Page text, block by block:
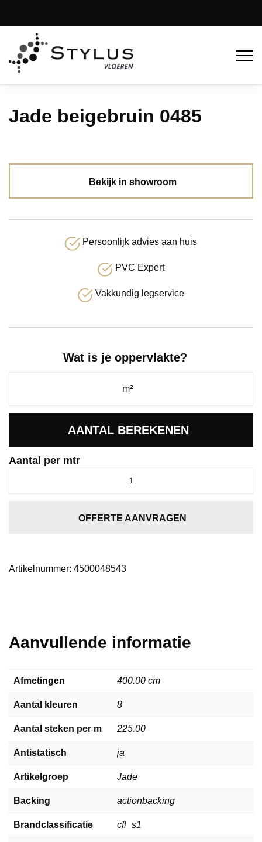
Jade beigebruin 0485
Bekijk in showroom
Persoonlijk advies aan huis
PVC Expert
Vakkundig legservice
Wat is je oppervlakte?
AANTAL BEREKENEN
Aantal per mtr
OFFERTE AANVRAGEN
Artikelnummer: 4500048543
Aanvullende informatie
Afmetingen 400.00 cm
Aantal kleuren 8
Aantal steken per m 225.00
Antistatisch ja
Artikelgroep Jade
Backing actionbacking
Brandclassificatie cfl_s1